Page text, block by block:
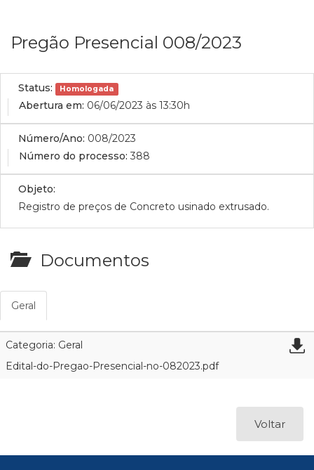
Pregão Presencial 008/2023
Status: Homologada
Abertura em: 06/06/2023 às 13:30h
Número/Ano: 008/2023
Número do processo: 388
Objeto:
Registro de preços de Concreto usinado extrusado.
Documentos
Geral
Categoria: Geral
Edital-do-Pregao-Presencial-no-082023.pdf
Voltar